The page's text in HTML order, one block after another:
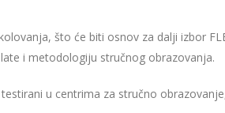
što će biti osnov za dalji izbor
i metodologiju stručnog obrazovanja.
u centrima za stručno